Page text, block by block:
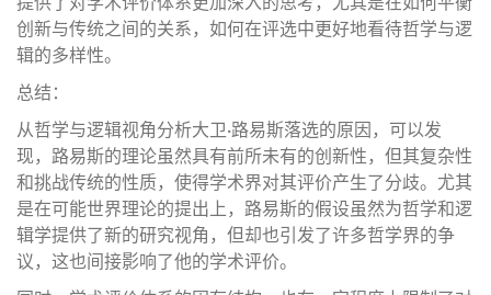
创新与传统之间的关系，如何在评选中更好地看待哲学与逻
辑的多样性。
总结：
从哲学与逻辑视角分析大卫·路易斯落选的原因，可以发
现，路易斯的理论虽然具有前所未有的创新性，但其复杂性
和挑战传统的性质，使得学术界对其评价产生了分歧。尤其
是在可能世界理论的提出上，路易斯的假设虽然为哲学和逻
辑学提供了新的研究视角，但却也引发了许多哲学界的争
议，这也间接影响了他的学术评价。